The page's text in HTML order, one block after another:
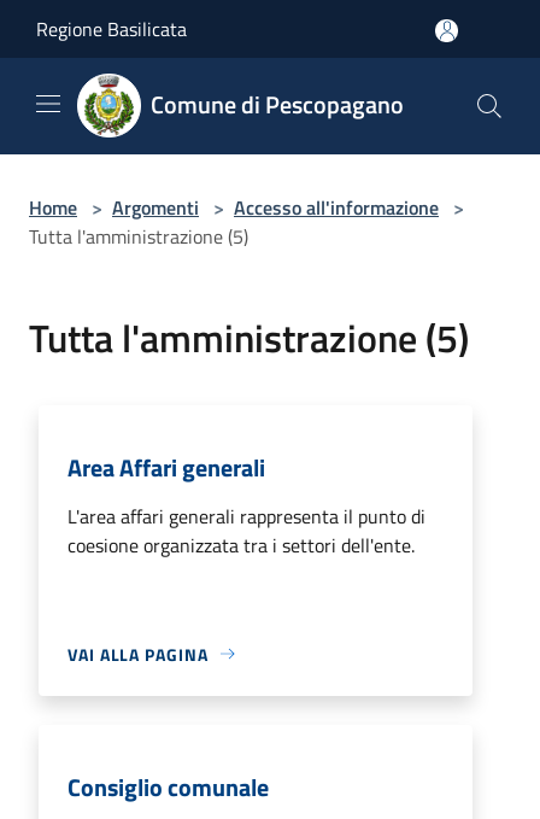
Regione Basilicata
Comune di Pescopagano
Home > Argomenti > Accesso all'informazione >
Tutta l'amministrazione (5)
Tutta l'amministrazione (5)
Area Affari generali
L'area affari generali rappresenta il punto di
coesione organizzata tra i settori dell'ente.
VAI ALLA PAGINA
Consiglio comunale